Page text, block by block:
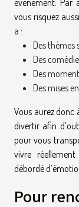
vous risquez
a :
Des thèmes
Des
Des
Des mises
Vous aurez donc
divertir afin
pour vous
vivre
débordé
Pour